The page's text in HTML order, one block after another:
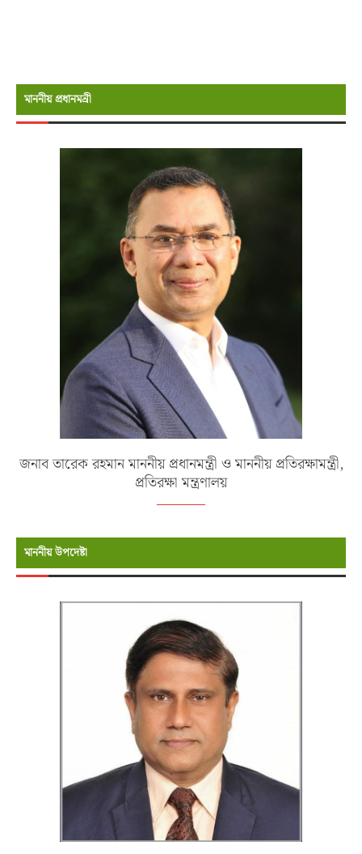
মাননীয় প্রধানমন্রী
জনাব তারেক রহমান মাননীয় প্রধানমন্ত্রী ও মাননীয় প্রতিরক্ষামন্ত্রী,
প্রতিরক্ষা মন্ত্রণালয়
মাননীয় উপদেষ্টা